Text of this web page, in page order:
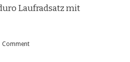
Laufradsatz mit
Comment